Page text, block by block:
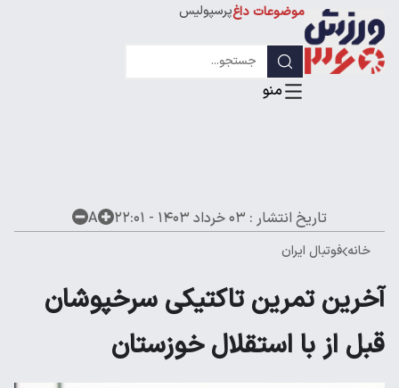
موضوعات داغپرسپولیس
لیگ قهرمانان
تاریخ انتشار : ۰۳ خرداد ۱۴۰۳ - ۲۲:۰۱ A
خانه فوتبال ایران
آخرین تمرین تاکتیکی سرخپوشان
قبل از با استقلال خوزستان